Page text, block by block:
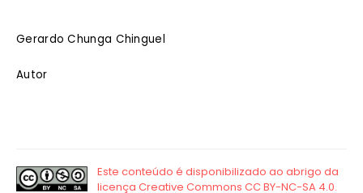
Gerardo Chunga Chinguel
Autor